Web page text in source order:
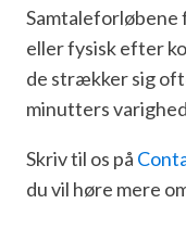
Samtaleforløbene
eller fysisk efter
de strækker sig
minutters
Skriv til os på
du vil høre mere